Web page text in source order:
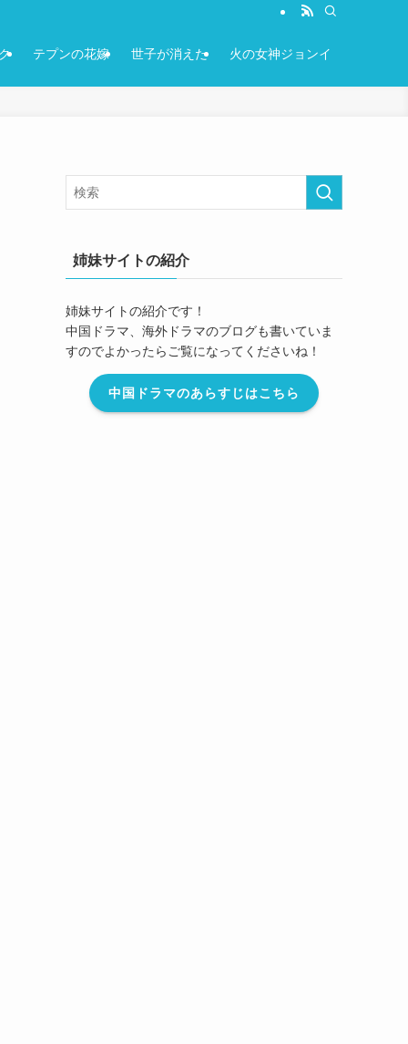
テプンの花嫁 世子が消えた 火の女神ジョンイ
姉妹サイトの紹介
姉妹サイトの紹介です！
中国ドラマ、海外ドラマのブログも書いていま
すのでよかったらご覧になってくださいね！
中国ドラマのあらすじはこちら